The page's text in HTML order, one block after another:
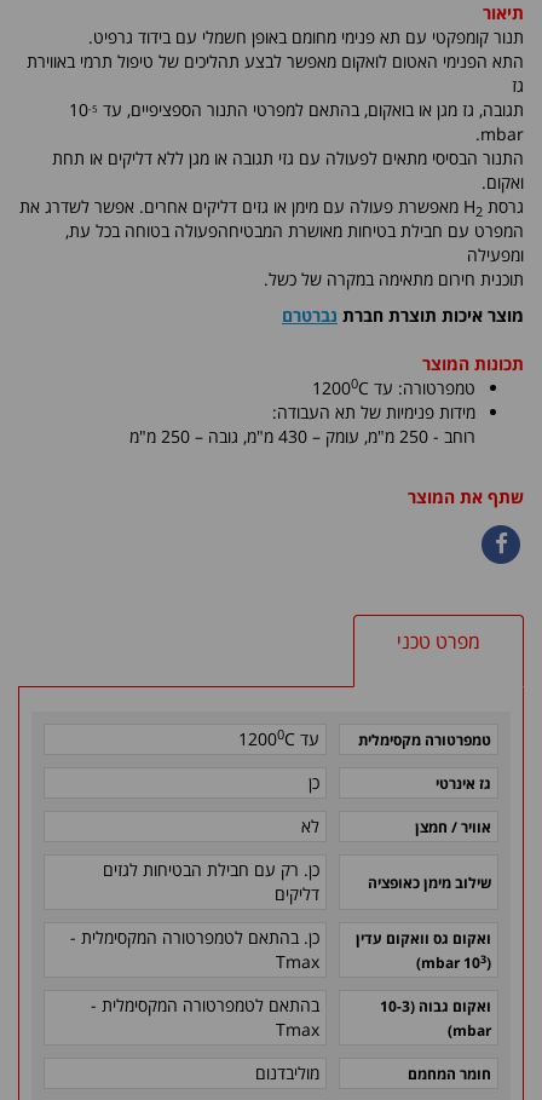
תיאור
תנור קומפקטי עם תא פנימי מחומם באופן חשמלי עם בידוד גרפיט.
התא הפנימי האטום לואקום מאפשר לבצע תהליכים של טיפול תרמי באווירת
גז
תגובה, גז מגן או בואקום, בהתאם למפרטי התנור הספציפיים, עד 10 -5
mbar.
התנור הבסיסי מתאים לפעולה עם גזי תגובה או מגן ללא דליקים או תחת
ואקום.
גרסת H 2
מאפשרת פעולה עם מימן או גזים דליקים אחרים. אפשר לשדרג את
המפרט עם חבילת בטיחות מאושרת המבטיחהפעולה בטוחה בכל עת,
ומפעילה
תוכנית חירום מתאימה במקרה של כשל.
מוצר איכות תוצרת חברת נברטרם
תכונות המוצר
טמפרטורה: עד C
12000
מידות פנימיות של תא העבודה:
רוחב - 250 מ"מ, עומק – 430 מ"מ, גובה – 250 מ"מ
שתף את המוצר
מפרט טכני
טמפרטורה מקסימלית עד C
12000
גז אינרטי כן
אוויר / חמצן לא
שילוב מימן כאופציה
כן. רק עם חבילת הבטיחות לגזים
דליקים
ואקום גס וואקום עדין
(10
3
כן. בהתאם לטמפרטורה המקסימלית -
Tmax
ואקום גבוה (10-3
mbar)
בהתאם לטמפרטורה המקסימלית -
Tmax
חומר המחמם מוליבדנום